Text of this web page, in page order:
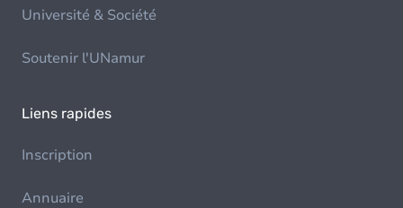
Université & Société
Soutenir l'UNamur
Liens rapides
Inscription
Annuaire